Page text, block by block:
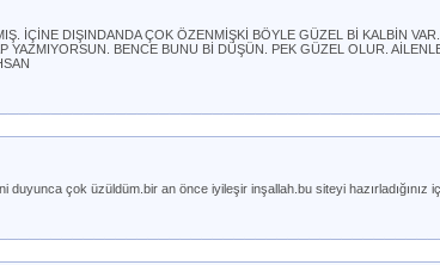
İÇİNE DIŞINDANDA ÇOK ÖZENMİŞKİ BÖYLE GÜZEL Bİ KALBİN
YAZMIYORSUN. BENCE BUNU Bİ DÜŞÜN. PEK GÜZEL OLUR.
duyunca çok üzüldüm.bir an önce iyileşir inşallah.bu siteyi hazırladığınız